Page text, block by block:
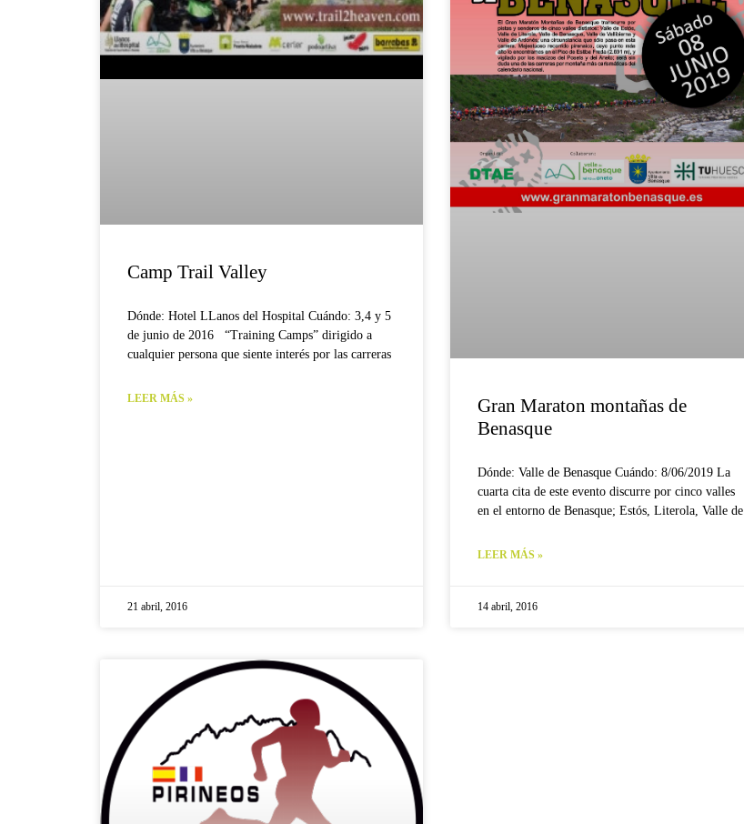
Camp Trail Valley
Dónde: Hotel LLanos del Hospital Cuándo: 3,4 y 5
de junio de 2016 “Training Camps” dirigido a
cualquier persona que siente interés por las carreras
LEER MÁS »
21 abril, 2016
Gran Maraton montañas de
Benasque
Dónde: Valle de Benasque Cuándo: 8/06/2019 La
cuarta cita de este evento discurre por cinco valles
en el entorno de Benasque; Estós, Literola, Valle de
LEER MÁS »
14 abril, 2016